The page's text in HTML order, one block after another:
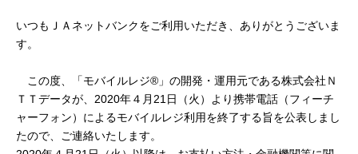
機能・サービス
いつもＪＡネットバンクをご利用いただき、ありがとうございま
す。
この度、「モバイルレジ®」の開発・運用元である株式会社Ｎ
ＴＴデータが、2020年４月21日（火）より携帯電話（フィーチ
ャーフォン）によるモバイルレジ利用を終了する旨を公表しまし
たので、ご連絡いたします。